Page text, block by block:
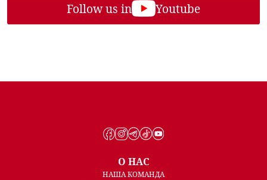
Follow us in Youtube
О НАС
НАША КОМАНДА